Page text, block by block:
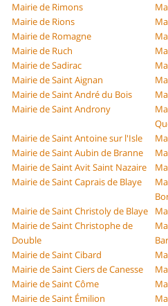
Mairie de Rimons
Mairie de Rions
Mairie de Romagne
Mairie de Ruch
Mairie de Sadirac
Mairie de Saint Aignan
Mairie de Saint André du Bois
Mairie de Saint Androny
Mairie de Saint Antoine sur l'Isle
Mairie de Saint Aubin de Branne
Mairie de Saint Avit Saint Nazaire
Mairie de Saint Caprais de Blaye
Mairie de Saint Christoly de Blaye
Mairie de Saint Christophe de
Double
Mairie de Saint Cibard
Mairie de Saint Ciers de Canesse
Mairie de Saint Côme
Mairie de Saint Émilion